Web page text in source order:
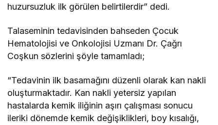
huzursuzluk ilk görülen belirtilerdir” dedi.
Talaseminin tedavisinden bahseden Çocuk
Hematolojisi ve Onkolojisi Uzmanı Dr. Çağrı
Coşkun sözlerini şöyle tamamladı;
“Tedavinin ilk basamağını düzenli olarak kan nakli
oluşturmaktadır. Kan nakli yetersiz yapılan
hastalarda kemik iliğinin aşırı çalışması sonucu
ileriki dönemde kemik değişiklikleri, boy kısalığı,